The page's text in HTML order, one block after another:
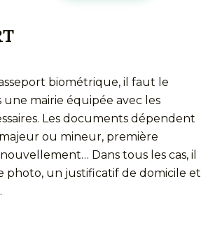
biométrique, il faut le
mairie équipée avec les
Les documents dépendent
ou mineur, première
Dans tous les cas, il
un justificatif de domicile et